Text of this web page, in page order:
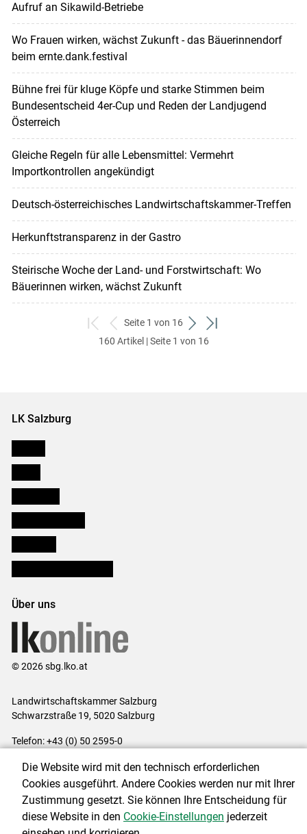
Aufruf an Sikawild-Betriebe
Wo Frauen wirken, wächst Zukunft - das Bäuerinnendorf
beim ernte.dank.festival
Bühne frei für kluge Köpfe und starke Stimmen beim
Bundesentscheid 4er-Cup und Reden der Landjugend
Österreich
Gleiche Regeln für alle Lebensmittel: Vermehrt
Importkontrollen angekündigt
Deutsch-österreichisches Landwirtschaftskammer-Treffen
Herkunftstransparenz in der Gastro
Steirische Woche der Land- und Forstwirtschaft: Wo
Bäuerinnen wirken, wächst Zukunft
zum
ersten
zurück
zum
Seite 1 von 16
weiter
zum
zum
160 Artikel | Seite 1 von 16
LK Salzburg
Über uns
© 2026 sbg.lko.at
Landwirtschaftskammer Salzburg
Schwarzstraße 19, 5020 Salzburg
Telefon: +43 (0) 50 2595-0
Impressum|Kontakt|Datenschutzerklärung|Barrierefreiheit|
Cookie-Einstellungen
Die Website wird mit den technisch erforderlichen
Cookies ausgeführt. Andere Cookies werden nur mit Ihrer
Zustimmung gesetzt. Sie können Ihre Entscheidung für
diese Website in den Cookie-Einstellungen jederzeit